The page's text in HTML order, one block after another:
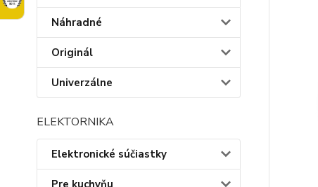
Náhradné
Originál
Univerzálne
ELEKTORNIKA
Elektronické súčiastky
Pre kuchyňu